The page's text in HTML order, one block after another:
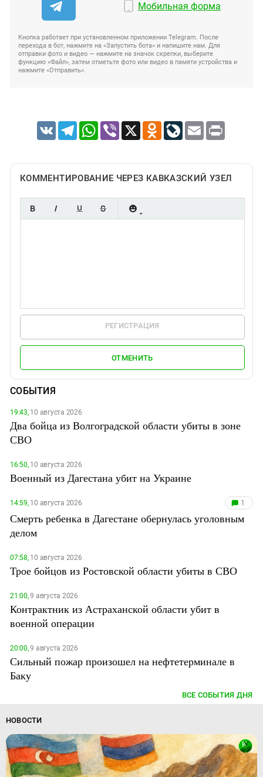
Мобильная форма
Кнопка работает при установленном приложении Telegram. После
перехода в бот, нажмите на «Запустить бота» и напишите нам. Для
отправки фото и видео — нажмите на значок скрепки, выберите
функцию «Файл», затем отметьте фото или видео в памяти устройства и
нажмите «Отправить».
VK TelegramWhatsApp
Viber X Odnoklassniki
LiveJournal
Email Print
КОММЕНТИРОВАНИЕ ЧЕРЕЗ КАВКАЗСКИЙ УЗЕЛ
РЕГИСТРАЦИЯ
ОТМЕНИТЬ
СОБЫТИЯ
19:43,10 августа 2026
Два бойца из Волгоградской области убиты в зоне
СВО
16:50,10 августа 2026
Военный из Дагестана убит на Украине
14:59,10 августа 2026 1
Смерть ребенка в Дагестане обернулась уголовным
делом
07:58,10 августа 2026
Трое бойцов из Ростовской области убиты в СВО
21:00,9 августа 2026
Контрактник из Астраханской области убит в
военной операции
20:00,9 августа 2026
Сильный пожар произошел на нефтетерминале в
Баку
ВСЕ СОБЫТИЯ ДНЯ
НОВОСТИ